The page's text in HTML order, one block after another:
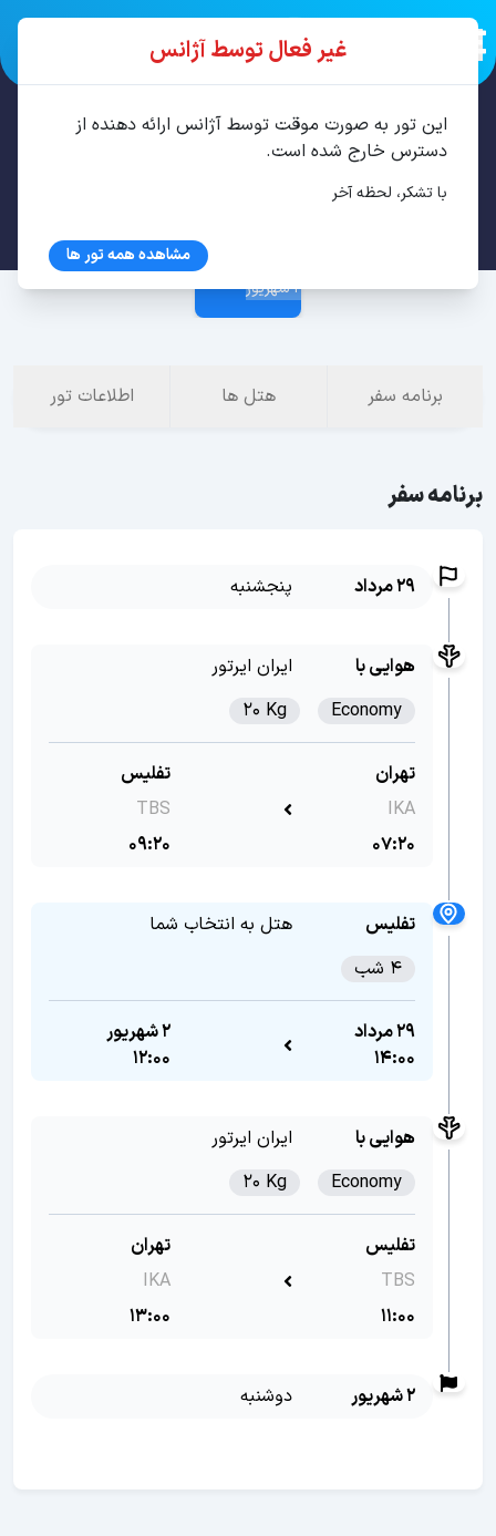
تور تفلیس 4 شب مرداد
2 شهریور
برنامه سفر هتل ها اطلاعات تور
برنامه سفر
29 مرداد پنجشنبه
هوایی با
ایران ایرتور
Economy
20 Kg
تهران
IKA
07:20
تفلیس
TBS
09:20
تفلیس
هتل به انتخاب شما
4 شب
29 مرداد
14:00
2 شهریور
12:00
هوایی با
ایران ایرتور
Economy
20 Kg
تفلیس
TBS
11:00
تهران
IKA
13:00
2 شهریور دوشنبه
غیر فعال توسط آژانس
این تور به صورت موقت توسط آژانس ارائه دهنده از
دسترس خارج شده است.
با تشکر، لحظه آخر
مشاهده همه تور ها